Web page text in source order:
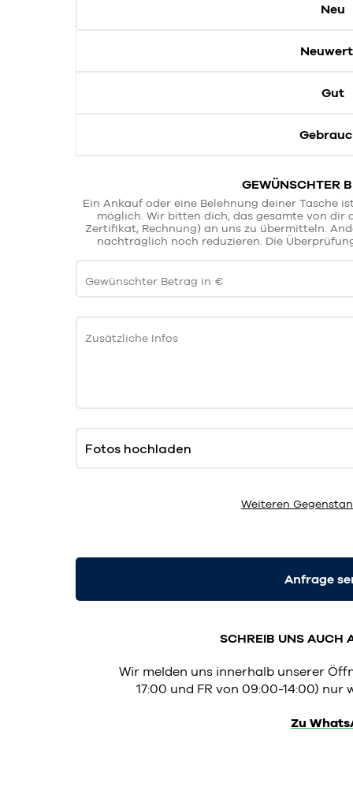
Neu
Gut
GEWÜNSCHTER
Ein Ankauf oder eine Belehnung deiner Tasche
möglich. Wir bitten dich, das gesamte von dir
Zertifikat, Rechnung) an uns zu übermitteln.
nachträglich noch reduzieren. Die
Gewünschter Betrag in €
Zusätzliche Infos
Fotos hochladen
Weiteren
Anfrage
SCHREIB UNS AUCH
Wir melden uns innerhalb unserer
17:00 und FR von 09:00-14:00) nur
Zu